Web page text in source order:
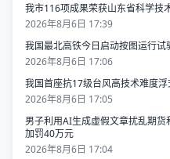
我市116项成果荣获山东省科学技
2026年8月6日 17:39
我国最北高铁今日启动按图运行试
2026年8月6日 17:06
我国首座抗17级台风高技术难度
2026年8月6日 17:05
男子利用AI生成虚假文章扰乱期
加罚40万元
2026年8月6日 17:04